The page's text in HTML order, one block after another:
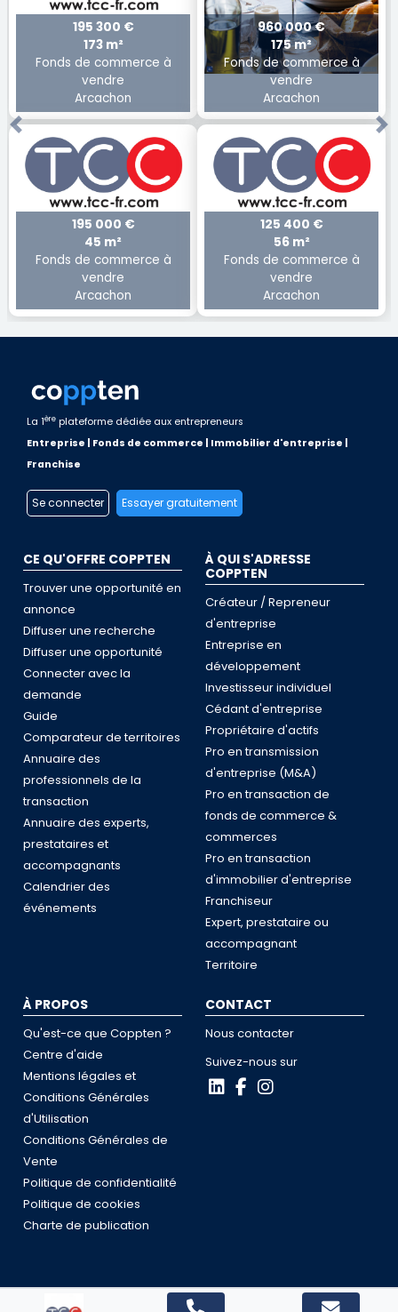
195 300 €
173 m²
Fonds de commerce à
vendre
Arcachon
960 000 €
175 m²
Fonds de commerce à
vendre
Arcachon
195 000 €
45 m²
Fonds de commerce à
vendre
Arcachon
125 400 €
56 m²
Fonds de commerce à
vendre
Arcachon
Previous
La 1ère plateforme dédiée aux entrepreneurs
Entreprise | Fonds de commerce | Immobilier d'entreprise |
Franchise
Se connecter Essayer gratuitement
CE QU'OFFRE COPPTEN
Trouver une opportunité en
annonce
Diffuser une recherche
Diffuser une opportunité
Connecter avec la
demande
Guide
Comparateur de territoires
Annuaire des
professionnels de la
transaction
Annuaire des experts,
prestataires et
accompagnants
Calendrier des
événements
À QUI S'ADRESSE
COPPTEN
Créateur / Repreneur
d'entreprise
Entreprise en
développement
Investisseur individuel
Cédant d'entreprise
Propriétaire d'actifs
Pro en transmission
d'entreprise (M&A)
Pro en transaction de
fonds de commerce &
commerces
Pro en transaction
d'immobilier d'entreprise
Franchiseur
Expert, prestataire ou
accompagnant
Territoire
À PROPOS
Qu'est-ce que Coppten ?
Centre d'aide
Mentions légales et
Conditions Générales
d'Utilisation
Conditions Générales de
Vente
Politique de confidentialité
Politique de cookies
Charte de publication
CONTACT
Nous contacter
Suivez-nous sur